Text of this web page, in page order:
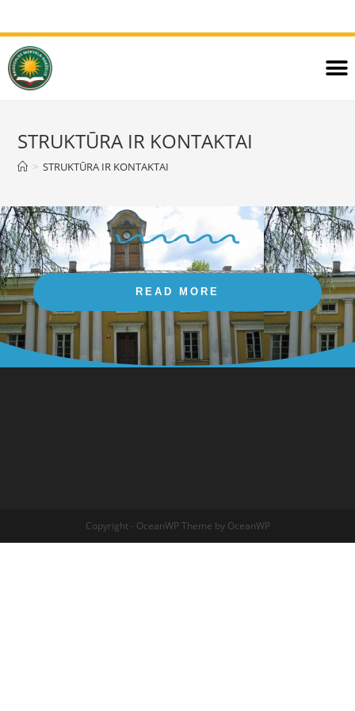
STRUKTŪRA IR KONTAKTAI
> STRUKTŪRA IR KONTAKTAI
READ MORE
Copyright - OceanWP Theme by OceanWP